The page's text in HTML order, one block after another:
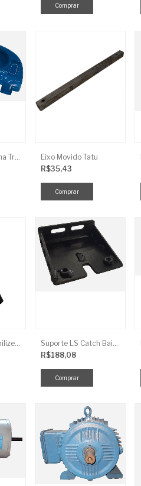
Tampa LS Lanterna Traseira Direita
Eixo Movido Tatu
R$35,43
Link LS Assy Stabilize FG896
Suporte LS Catch Baixa
R$188,08